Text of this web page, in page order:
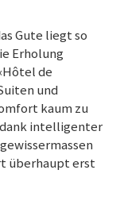
Gute liegt so
Erholung
de
und
kaum zu
intelligenter
überhaupt erst